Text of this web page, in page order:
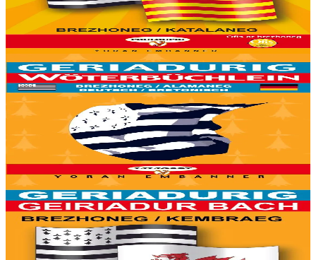
8000 ger ha troidigezh & fonetik a ya d'ober ar geriadur chakod-
mañ. Kavout a reer e-barzh geriaoueg ar vuhez pemdez.
Er stok8,00 €
6 vloaz hag ouzhpenn
Yoran Embanner
Geriadurig brezhoneg-alamaneg / alamaneg-
brezhoneg
8000 ger ha troidigezh & fonetik a ya d'ober ar geriadur chakod-
mañ. Kavout a reer e-barzh geriaoueg ar vuhez pemdez.
Er stok
6,00 €
6 vloaz hag ouzhpenn
Yoran Embanner
Geriadurig brezhoneg-kembraeg / kembraeg-
brezhoneg